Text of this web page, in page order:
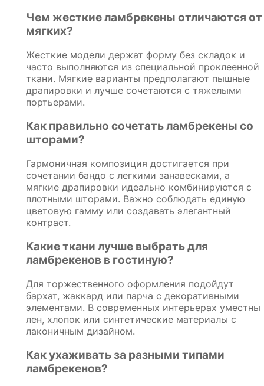
Чем жесткие ламбрекены отличаются от
мягких?
Жесткие модели держат форму без складок и
часто выполняются из специальной проклеенной
ткани. Мягкие варианты предполагают пышные
драпировки и лучше сочетаются с тяжелыми
портьерами.
Как правильно сочетать ламбрекены со
шторами?
Гармоничная композиция достигается при
сочетании бандо с легкими занавесками, а
мягкие драпировки идеально комбинируются с
плотными шторами. Важно соблюдать единую
цветовую гамму или создавать элегантный
контраст.
Какие ткани лучше выбрать для
ламбрекенов в гостиную?
Для торжественного оформления подойдут
бархат, жаккард или парча с декоративными
элементами. В современных интерьерах уместны
лен, хлопок или синтетические материалы с
лаконичным дизайном.
Как ухаживать за разными типами
ламбрекенов?